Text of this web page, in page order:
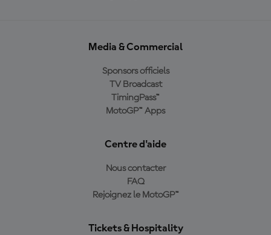
Media & Commercial
Sponsors officiels
TV Broadcast
TimingPass™
MotoGP™ Apps
Centre d'aide
Nous contacter
FAQ
Rejoignez le MotoGP™
Tickets & Hospitality